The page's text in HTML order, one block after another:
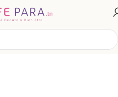
et feutre à yeux, eye liner